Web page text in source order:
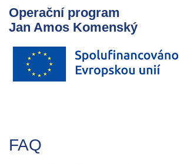
Operační program
Jan Amos Komenský
FAQ